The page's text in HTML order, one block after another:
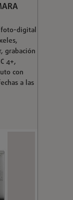
digital
grabación
4+,
con
a las